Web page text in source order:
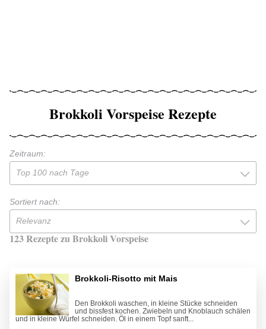
Brokkoli Vorspeise Rezepte
Zeitraum:
Top 100 nach Tage
Sortiert nach:
Relevanz
123 Rezepte zu Brokkoli Vorspeise
Brokkoli-Risotto mit Mais
Den Brokkoli waschen, in kleine Stücke schneiden
und bissfest kochen. Zwiebeln und Knoblauch schälen
und in kleine Würfel schneiden. Öl in einem Topf sanft...